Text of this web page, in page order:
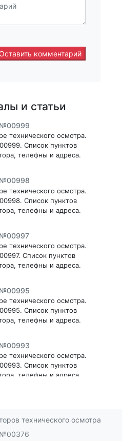
Оставить комментарий
и статьи
№00999
технического осмотра.
Список пунктов
телефны и адреса.
№00998
технического осмотра.
Список пунктов
телефны и адреса.
№00997
технического осмотра.
Список пунктов
телефны и адреса.
№00995
технического осмотра.
Список пунктов
телефны и адреса.
№00993
технического осмотра.
Список пунктов
телефны и адреса.
Список пунктов
телефны и адреса.
технического осмотра
№00376